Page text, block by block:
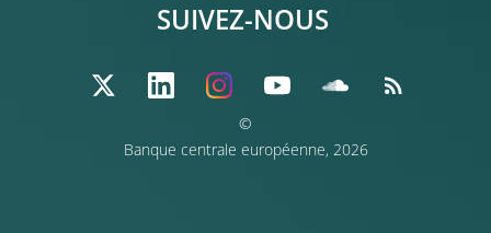
©
Banque centrale européenne, 2026
SUIVEZ-NOUS